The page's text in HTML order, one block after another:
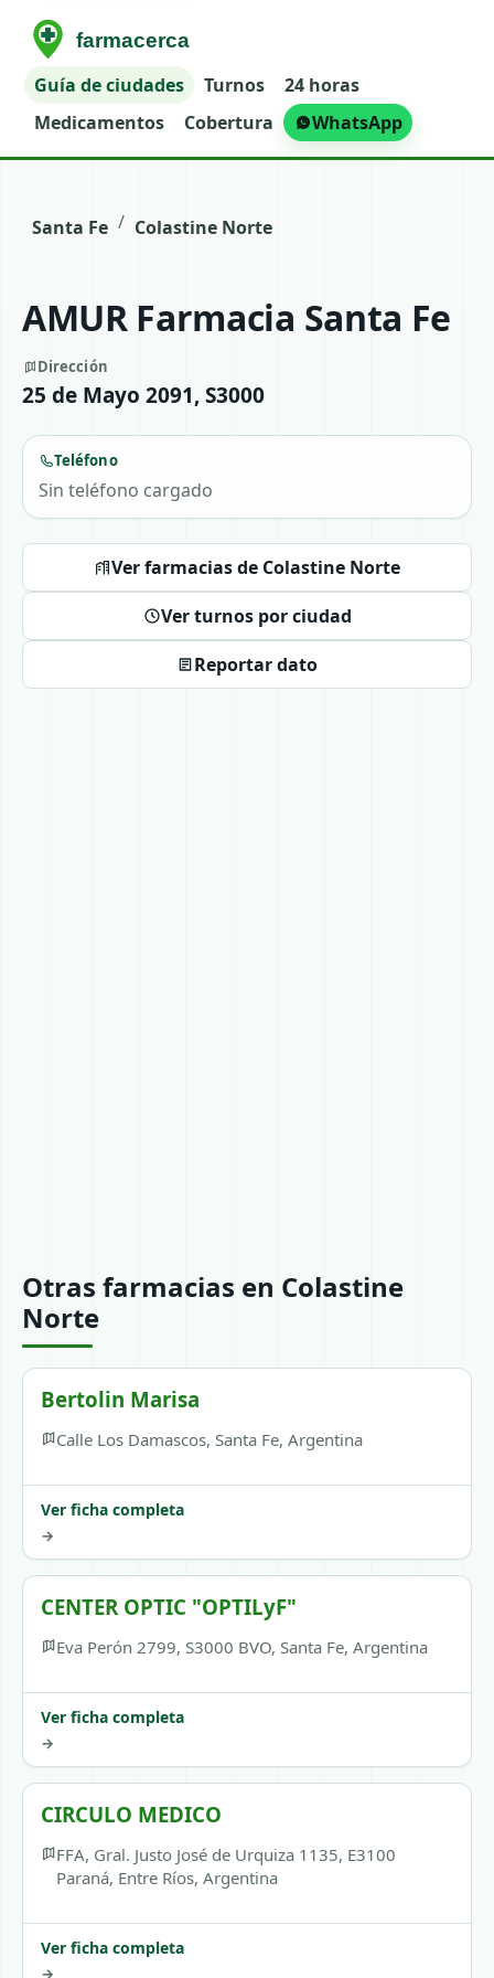
Guía de ciudades Turnos
24 horas
Medicamentos
Cobertura WhatsApp
Santa Fe / Colastine Norte
AMUR Farmacia Santa Fe
Dirección
25 de Mayo 2091, S3000
Teléfono
Sin teléfono cargado
Ver farmacias de Colastine Norte
Ver turnos por ciudad
Reportar dato
Otras farmacias en Colastine
Norte
Bertolin Marisa
Calle Los Damascos, Santa Fe, Argentina
Ver ficha completa
→
CENTER OPTIC "OPTILyF"
Eva Perón 2799, S3000 BVO, Santa Fe, Argentina
Ver ficha completa
→
CIRCULO MEDICO
FFA, Gral. Justo José de Urquiza 1135, E3100
Paraná, Entre Ríos, Argentina
Ver ficha completa
→